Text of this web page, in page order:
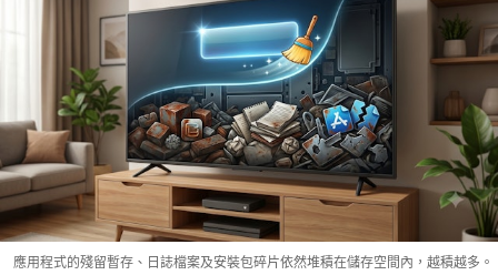
應用程式的殘留暫存、日誌檔案及安裝包碎片依然堆積在儲存空間內，越積越多。